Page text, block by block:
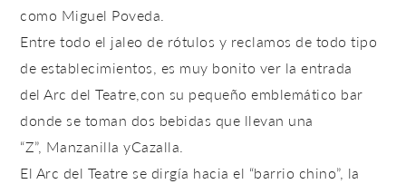
como Miguel Poveda.
Entre todo el jaleo de rótulos y reclamos de todo tipo
de establecimientos, es muy bonito ver la entrada
delArc del Teatre,con su pequeño emblemático bar
donde se toman dos bebidas que llevan una
“Z”, Manzanilla yCazalla.
El Arc del Teatre se dirgía hacia el “barrio chino”, la